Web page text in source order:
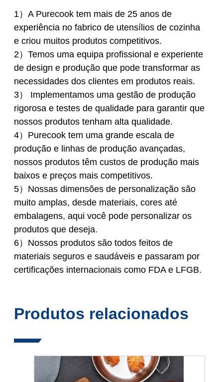
1）A Purecook tem mais de 25 anos de
experiência no fabrico de utensílios de cozinha
e criou muitos produtos competitivos.
2）Temos uma equipa profissional e experiente
de design e produção que pode transformar as
necessidades dos clientes em produtos reais.
3） Implementamos uma gestão de produção
rigorosa e testes de qualidade para garantir que
nossos produtos tenham alta qualidade.
4）Purecook tem uma grande escala de
produção e linhas de produção avançadas,
nossos produtos têm custos de produção mais
baixos e preços mais competitivos.
5）Nossas dimensões de personalização são
muito amplas, desde materiais, cores até
embalagens, aqui você pode personalizar os
produtos que deseja.
6）Nossos produtos são todos feitos de
materiais seguros e saudáveis e passaram por
certificações internacionais como FDA e LFGB.
Produtos relacionados